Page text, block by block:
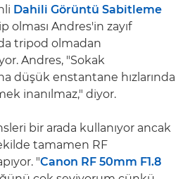
Dahili Görüntü Sabitleme
olması Andres'in zayıf
tripod olmadan
Andres, "Sokak
düşük enstantane hızlarında
inanılmaz," diyor.
bir arada kullanıyor ancak
tamamen RF
"Canon RF 50mm F1.8